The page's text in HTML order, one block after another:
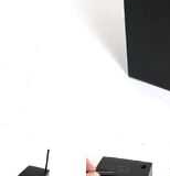
Notizbücher